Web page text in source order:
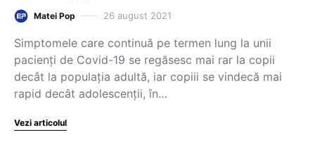
Matei Pop 26 august 2021
Simptomele care continuă pe termen lung la unii
pacienți de Covid-19 se regăsesc mai rar la copii
decât la populația adultă, iar copiii se vindecă mai
rapid decât adolescenții, în…
Vezi articolul